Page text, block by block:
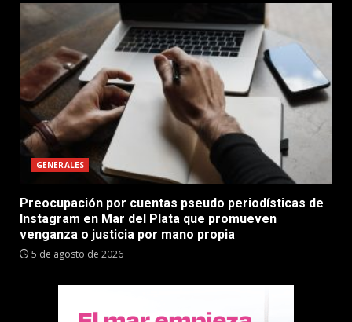
GENERALES
Preocupación por cuentas pseudo periodísticas de
Instagram en Mar del Plata que promueven
venganza o justicia por mano propia
5 de agosto de 2026